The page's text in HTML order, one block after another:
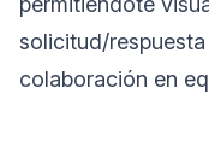
solicitud/
colaboración en